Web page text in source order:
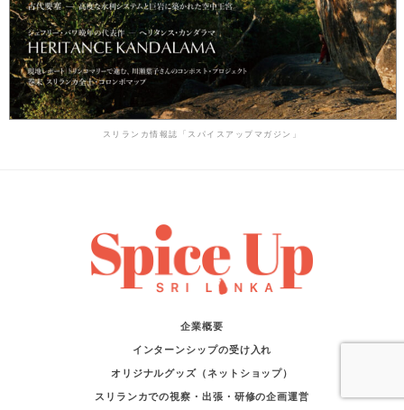
スリランカ情報誌「スパイスアップマガジン」
企業概要
インターンシップの受け入れ
オリジナルグッズ（ネットショップ）
スリランカでの視察・出張・研修の企画運営